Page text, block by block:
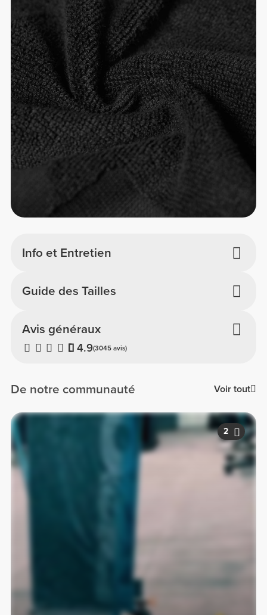
Info et Entretien
Avis généraux
4.9(3045 avis)
Guide des Tailles
De notre communauté Voir tout
2